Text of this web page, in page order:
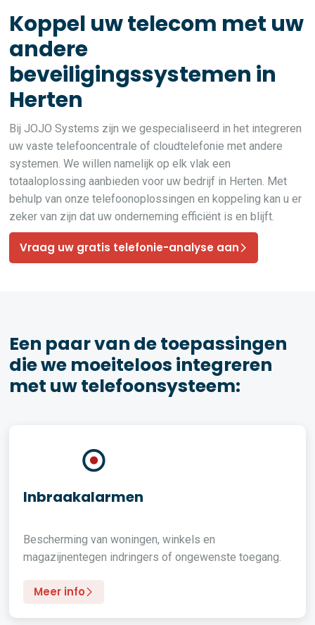
Koppel uw telecom met uw
andere
beveiligingssystemen in
Herten
Bij JOJO Systems zijn we gespecialiseerd in het integreren
uw vaste telefooncentrale of cloudtelefonie met andere
systemen. We willen namelijk op elk vlak een
totaaloplossing aanbieden voor uw bedrijf in Herten. Met
behulp van onze telefoonoplossingen en koppeling kan u er
zeker van zijn dat uw onderneming efficiënt is en blijft.
Vraag uw gratis telefonie-analyse aan
Een paar van de toepassingen
die we moeiteloos integreren
met uw telefoonsysteem:
Inbraakalarmen
Bescherming van woningen, winkels en
magazijnentegen indringers of ongewenste toegang.
Meer info